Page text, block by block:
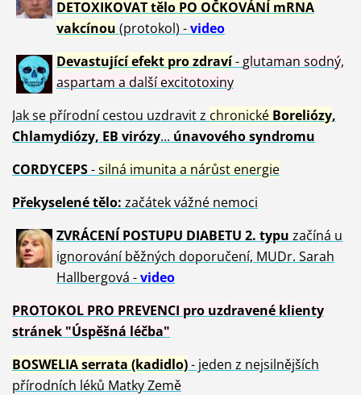
DETOXIKOVAT tělo PO OČKOVÁNÍ mRNA
vakcínou (protokol) -video
Devastující efekt pro zdraví- glutaman sodný,
aspartam a další excitotoxiny
Jak se přírodní cestou uzdravit z chronické Boreliózy,
Chlamydiózy, EB virózy... únavového syndromu
CORDYCEPS-silná imunita a nárůst energie
Překyselené tělo: začátek vážné nemoci
ZVRÁCENÍ POSTUPU DIABETU 2. typu začíná u
ignorování běžných doporučení, MUDr. Sarah
Hallbergová -video
PROTOKOL PRO PREVENCI pro uzdravené klienty
stránek "Úspěšná léčba"
BOSWELIA serrata (kadidlo)- jeden z nejsilnějších
přírodních léků Matky Země